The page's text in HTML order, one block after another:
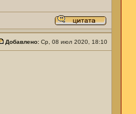
Добавлено: Ср, 08 июл 2020, 18:10